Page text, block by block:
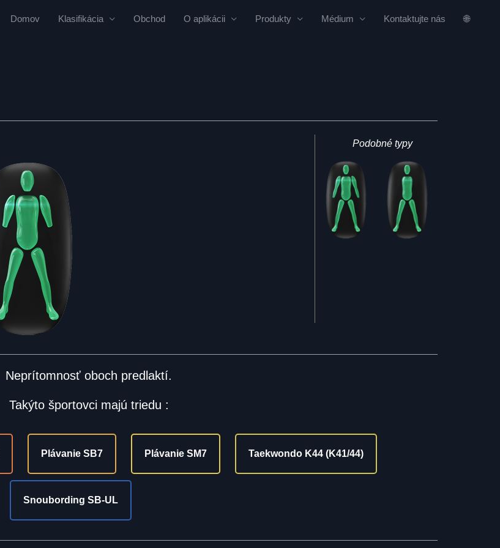
Domov Klasifikácia Obchod O aplikácii Produkty Médium Kontaktujte nás 🌐
Podobné typy
Neprítomnosť oboch predlaktí.
Takýto športovci majú triedu :
Plávanie SB7 Plávanie SM7 Taekwondo K44 (K41/44)
Snoubording SB-UL